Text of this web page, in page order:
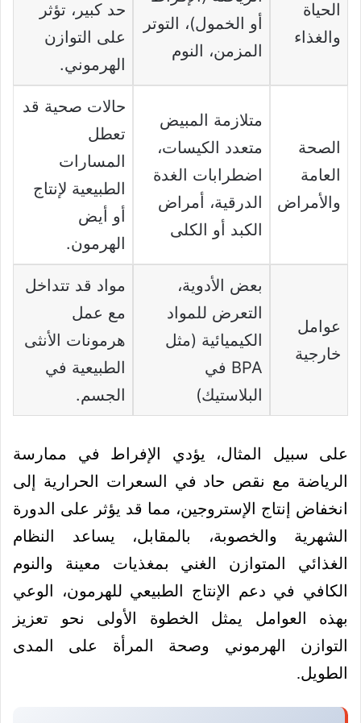
الحياة
والغذاء
أو الخمول)، التوتر
المزمن، النوم
حد كبير، تؤثر
على التوازن
الهرموني.
الصحة
العامة
والأمراض
متلازمة المبيض
متعدد الكيسات،
اضطرابات الغدة
الدرقية، أمراض
الكبد أو الكلى
حالات صحية قد
تعطل
المسارات
الطبيعية لإنتاج
أو أيض
الهرمون.
عوامل
خارجية
بعض الأدوية،
التعرض للمواد
الكيميائية (مثل
BPA في
البلاستيك)
مواد قد تتداخل
مع عمل
هرمونات الأنثى
الطبيعية في
الجسم.
على سبيل المثال، يؤدي الإفراط في ممارسة
الرياضة مع نقص حاد في السعرات الحرارية إلى
انخفاض إنتاج الإستروجين، مما قد يؤثر على الدورة
الشهرية والخصوبة، بالمقابل، يساعد النظام
الغذائي المتوازن الغني بمغذيات معينة والنوم
الكافي في دعم الإنتاج الطبيعي للهرمون، الوعي
بهذه العوامل يمثل الخطوة الأولى نحو تعزيز
التوازن الهرموني وصحة المرأة على المدى
الطويل.